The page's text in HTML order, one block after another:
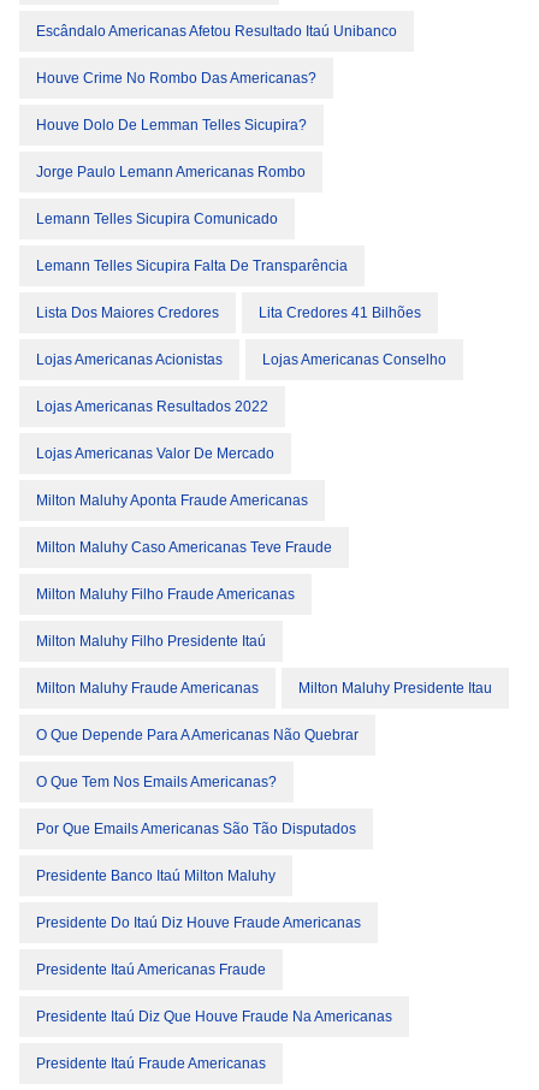
Escândalo Americanas Afetou Resultado Itaú Unibanco
Houve Crime No Rombo Das Americanas?
Houve Dolo De Lemman Telles Sicupira?
Jorge Paulo Lemann Americanas Rombo
Lemann Telles Sicupira Comunicado
Lemann Telles Sicupira Falta De Transparência
Lista Dos Maiores Credores Lita Credores 41 Bilhões
Lojas Americanas Acionistas Lojas Americanas Conselho
Lojas Americanas Resultados 2022
Lojas Americanas Valor De Mercado
Milton Maluhy Aponta Fraude Americanas
Milton Maluhy Caso Americanas Teve Fraude
Milton Maluhy Filho Fraude Americanas
Milton Maluhy Filho Presidente Itaú
Milton Maluhy Fraude Americanas Milton Maluhy Presidente Itau
O Que Depende Para A Americanas Não Quebrar
O Que Tem Nos Emails Americanas?
Por Que Emails Americanas São Tão Disputados
Presidente Banco Itaú Milton Maluhy
Presidente Do Itaú Diz Houve Fraude Americanas
Presidente Itaú Americanas Fraude
Presidente Itaú Diz Que Houve Fraude Na Americanas
Presidente Itaú Fraude Americanas